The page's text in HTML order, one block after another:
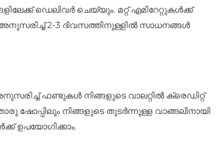
ഡെലിവർ ചെയ്യും. മറ്റ് എമിറേറ്റുകൾക്ക്
2-3 ദിവസത്തിനുള്ളിൽ സാധനങ്ങൾ
ഫണ്ടുകൾ നിങ്ങളുടെ വാലറ്റിൽ ക്രെഡിറ്റ്
ഷോപ്പിലും നിങ്ങളുടെ തുടർന്നുള്ള വാങ്ങലിനായി
ഉപയോഗിക്കാം.